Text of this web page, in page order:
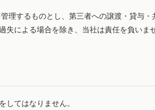
理するものとし、第三者への譲渡・貸与・
による場合を除き、当社は責任を負いま
してはなりません。